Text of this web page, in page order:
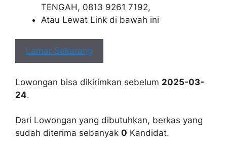
TENGAH, 0813 9261 7192,
Atau Lewat Link di bawah ini
Lamar Sekarang
Lowongan bisa dikirimkan sebelum 2025-03-
24.
Dari Lowongan yang dibutuhkan, berkas yang
sudah diterima sebanyak 0 Kandidat.